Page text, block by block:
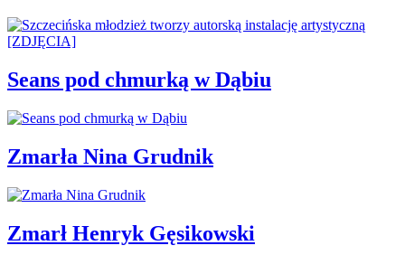
Seans pod chmurką w Dąbiu
Zmarła Nina Grudnik
Zmarł Henryk Gęsikowski